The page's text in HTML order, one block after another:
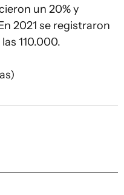
un 20% y
2021 se registraron
110.000.